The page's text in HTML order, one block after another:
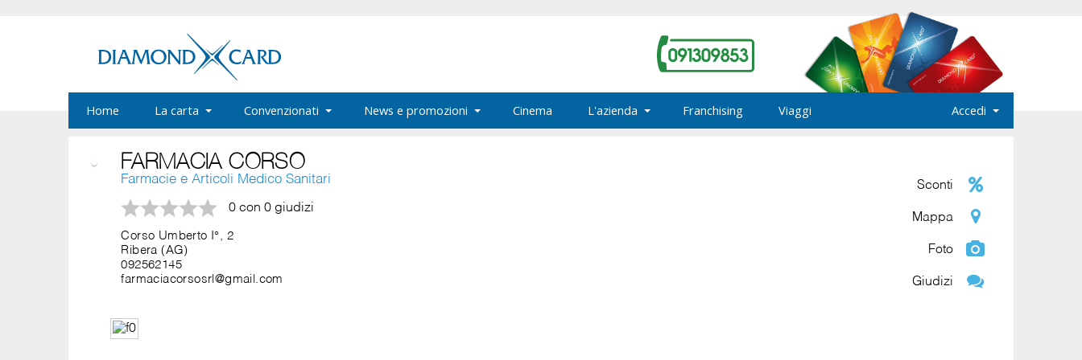
Home La carta Convenzionati News e promozioni Cinema L'azienda Franchising Viaggi Accedi
FARMACIA CORSO
Farmacie e Articoli Medico Sanitari
0 con 0 giudizi
Corso Umberto I°, 2
Ribera (AG)
092562145
farmaciacorsosrl@gmail.com
Sconti
Mappa
Foto
Giudizi